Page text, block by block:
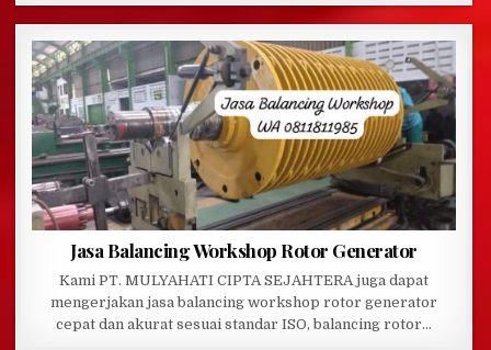
Jasa Balancing Workshop Rotor Generator
Kami PT. MULYAHATI CIPTA SEJAHTERA juga dapat
mengerjakan jasa balancing workshop rotor generator
cepat dan akurat sesuai standar ISO, balancing rotor…